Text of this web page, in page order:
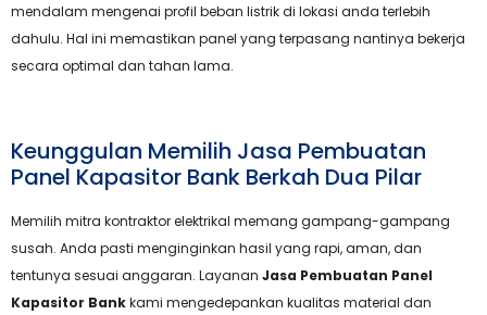
mendalam mengenai profil beban listrik di lokasi anda terlebih
dahulu. Hal ini memastikan panel yang terpasang nantinya bekerja
secara optimal dan tahan lama.
Keunggulan Memilih Jasa Pembuatan
Panel Kapasitor Bank Berkah Dua Pilar
Memilih mitra kontraktor elektrikal memang gampang-gampang
susah. Anda pasti menginginkan hasil yang rapi, aman, dan
tentunya sesuai anggaran. Layanan Jasa Pembuatan Panel
Kapasitor Bankkami mengedepankan kualitas material dan